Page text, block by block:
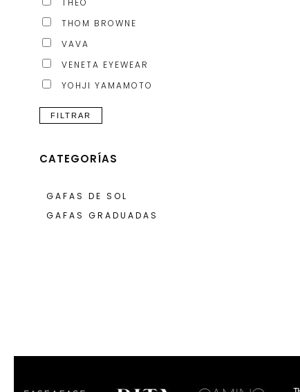
THEO
THOM BROWNE
VAVA
VENETA EYEWEAR
YOHJI YAMAMOTO
FILTRAR
CATEGORÍAS
GAFAS DE SOL
GAFAS GRADUADAS